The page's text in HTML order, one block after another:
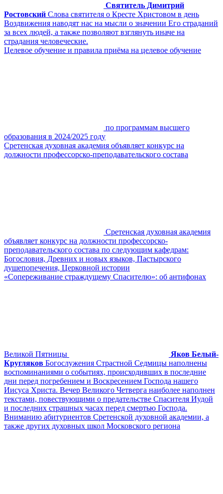
Святитель Димитрий
Ростовский Слова святителя о Кресте Христовом в день
Воздвижения наводят нас на мысли о значении Его страданий
за всех людей, а также позволяют взглянуть иначе на
страдания человеческие.
Целевое обучение и правила приёма на целевое обучение
по программам высшего
образования в 2024/2025 году
Сретенская духовная академия объявляет конкурс на
должности профессорско-преподавательского состава
Сретенская духовная академия
объявляет конкурс на должности профессорско-
преподавательского состава по следующим кафедрам:
Богословия, Древних и новых языков, Пастырского
душепопечения, Церковной истории
«Сопереживание страждущему Спасителю»: об антифонах
Великой Пятницы
Яков Белый-
Кругляков Богослужения Страстной Седмицы наполнены
воспоминаниями о событиях, происходивших в последние
дни перед погребением и Воскресением Господа нашего
Иисуса Христа. Вечер Великого Четверга наиболее наполнен
текстами, повествующими о предательстве Спасителя Иудой
и последних страшных часах перед смертью Господа.
Вниманию абитуриентов Сретенской духовной академии, а
также других духовных школ Московского региона